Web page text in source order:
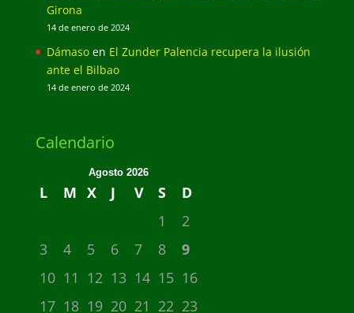
Girona
14 de enero de 2024
Dámasoen El Zunder Palencia recupera la ilusión
ante el Bilbao
14 de enero de 2024
Calendario
Agosto 2026
L M X J V S
D
1
2
3
4 5 6 7 8
9
10 11 12 13 14 15 16
17 18 19 20 21 22 23